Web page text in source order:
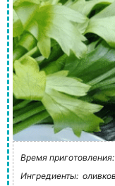
Время
Ингредиенты: